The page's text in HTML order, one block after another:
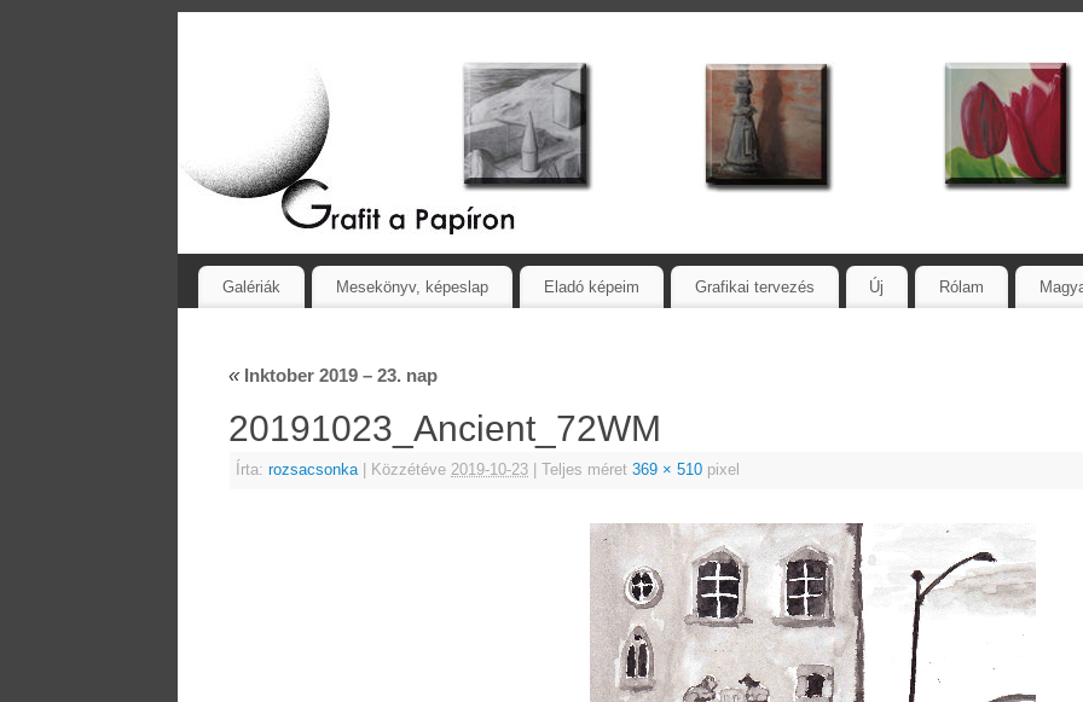
Galériák Mesekönyv, képeslap Eladó képeim Grafikai tervezés Új Rólam
«Inktober 2019 – 23. nap
20191023_Ancient_72WM
Írta: rozsacsonka Közzétéve 2019-10-23 Teljes méret 369 × 510 pixel